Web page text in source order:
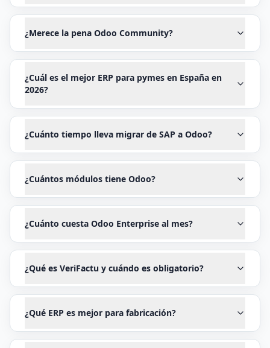
¿Merece la pena Odoo Community?
¿Cuál es el mejor ERP para pymes en España en
2026?
¿Cuánto tiempo lleva migrar de SAP a Odoo?
¿Cuántos módulos tiene Odoo?
¿Cuánto cuesta Odoo Enterprise al mes?
¿Qué es VeriFactu y cuándo es obligatorio?
¿Qué ERP es mejor para fabricación?